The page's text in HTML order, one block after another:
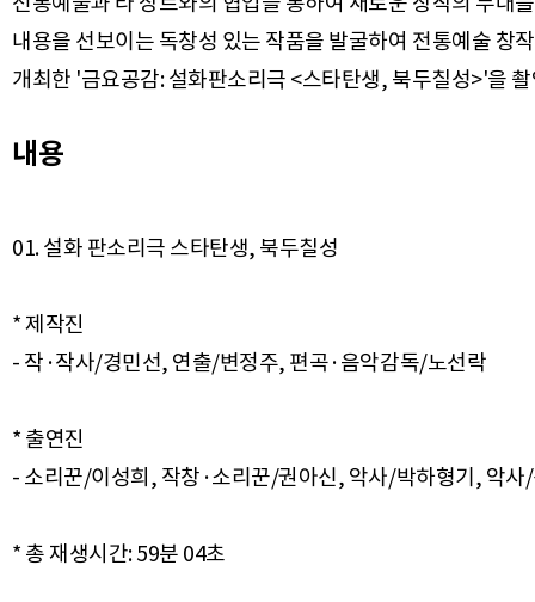
내용을 선보이는 독창성 있는 작품을 발굴하여 전통예술 창
개최한 '금요공감: 설화판소리극 <스타탄생, 북두칠성>'을
내용
01. 설화 판소리극 스타탄생, 북두칠성
* 제작진
- 작·작사/경민선, 연출/변정주, 편곡·음악감독/노선락
* 출연진
- 소리꾼/이성희, 작창·소리꾼/권아신, 악사/박하형기, 악